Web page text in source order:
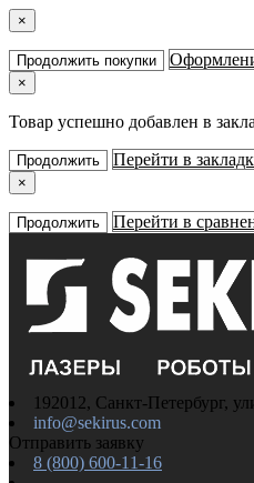
×
Продолжить покупки
×
Товар успешно добавлен в
Продолжить Перейти в
×
Продолжить Перейти в
192012, Санкт-Петербург,
info@sekirus.com
Отправить заявку
8 (800) 600-11-16